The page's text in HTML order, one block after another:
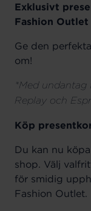
Exklusivt
Fashion Outlet
Ge den
om!
*Med undantag
Replay och
Köp
Du kan nu
shop. Välj
för smidig
Fashion Outlet.